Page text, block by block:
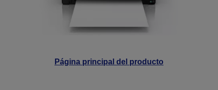
Página principal del producto